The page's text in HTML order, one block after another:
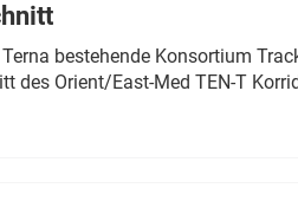
bestehende Konsortium
Orient/East-Med TEN-T